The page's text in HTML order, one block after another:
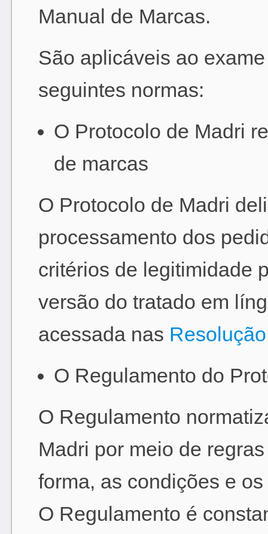
Manual de Marcas.
São aplicáveis ao
seguintes normas:
O Protocolo de Madri
de marcas
O Protocolo de Madri
processamento dos
critérios de legitimidade
versão do tratado em
acessada nas
O Regulamento do
O Regulamento
Madri por meio de
forma, as condições e
O Regulamento é